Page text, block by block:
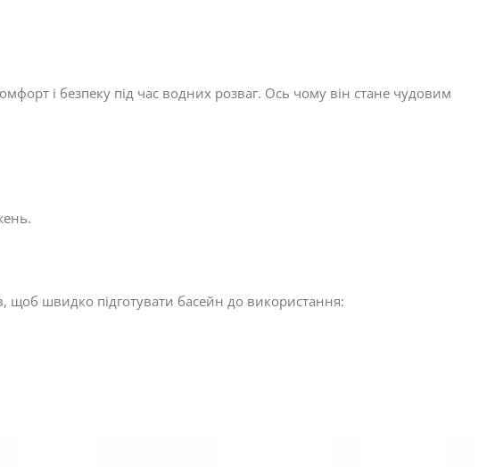
і безпеку під час водних розваг. Ось чому він стане чудовим
щоб швидко підготувати басейн до використання: